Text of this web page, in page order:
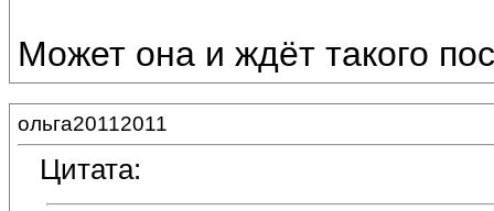
Может она и ждёт такого
ольга20112011
Цитата: